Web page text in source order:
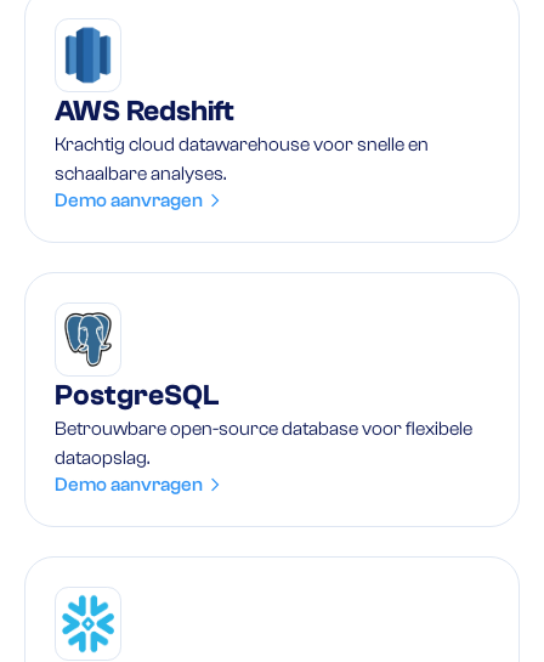
AWS Redshift
Krachtig cloud datawarehouse voor snelle en
schaalbare analyses.
Demo aanvragen
PostgreSQL
Betrouwbare open-source database voor flexibele
dataopslag.
Demo aanvragen